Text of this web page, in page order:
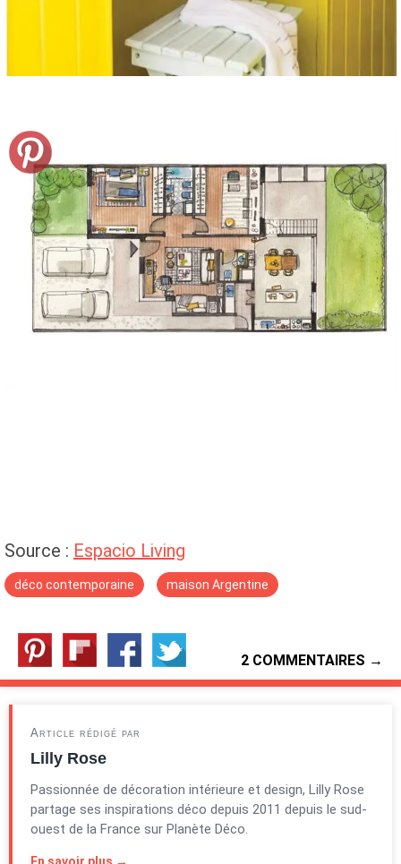
Source : Espacio Living
déco contemporaine maison Argentine
2 COMMENTAIRES →
Article rédigé par
Lilly Rose
Passionnée de décoration intérieure et design, Lilly Rose
partage ses inspirations déco depuis 2011 depuis le sud-
ouest de la France sur Planète Déco.